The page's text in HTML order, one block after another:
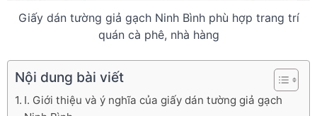
Giấy dán tường giả gạch Ninh Bình phù hợp trang trí
quán cà phê, nhà hàng
Nội dung bài viết
I. Giới thiệu và ý nghĩa của giấy dán tường giả gạch